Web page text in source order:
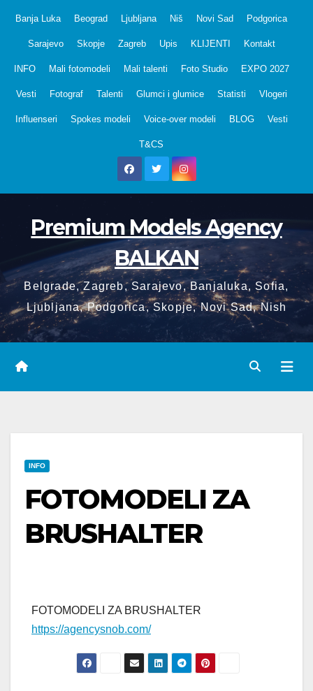
Banja Luka Beograd Ljubljana Niš Novi Sad Podgorica
Sarajevo Skopje Zagreb Upis KLIJENTI Kontakt
INFO Mali fotomodeli Mali talenti Foto Studio EXPO 2027
Vesti Fotograf Talenti Glumci i glumice Statisti Vlogeri
Influenseri Spokes modeli Voice-over modeli BLOG Vesti
T&CS
Premium Models Agency
BALKAN
Belgrade, Zagreb, Sarajevo, Banjaluka, Sofia,
Ljubljana, Podgorica, Skopje, Novi Sad, Nish
INFO
FOTOMODELI ZA
BRUSHALTER
FOTOMODELI ZA BRUSHALTER
https://agencysnob.com/